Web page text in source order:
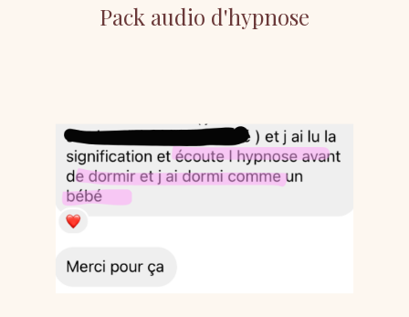
Pack audio d'hypnose